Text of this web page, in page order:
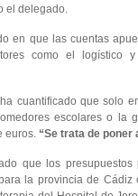
el delegado.
en que las cuentas
como el
cuantificado que solo
escolares o la
euros. “Se trata de poner
que los
la provincia de